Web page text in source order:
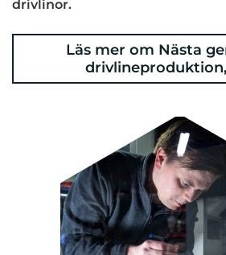
drivlinor.
Läs mer om Nästa